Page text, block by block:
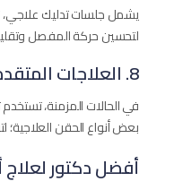
يشمل جلسات تدليك علاجي،
لتحسين حركة المفصل
8. العلاجات المتقدمة
في الحالات المزمنة،
بعض أنواع الحقن العلاجية؛
أفضل دكتور